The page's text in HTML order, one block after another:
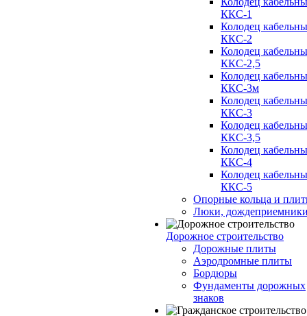
ККС-1
Колодец
ККС-2
Колодец
ККС-2,5
Колодец
ККС-3м
Колодец
ККС-3
Колодец
ККС-3,5
Колодец
ККС-4
Колодец
ККС-5
Опорные кольца и
Люки,
Дорожное строительство
Дорожные плиты
Аэродромные плиты
Бордюры
Фундаменты дорожных
знаков